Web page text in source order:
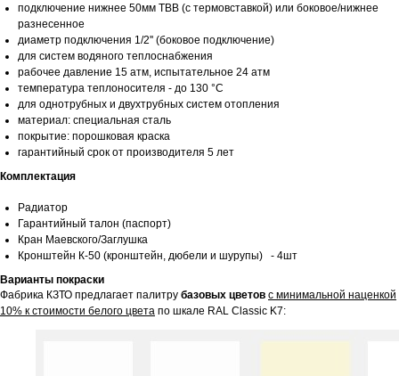
подключение нижнее 50мм ТВВ (с термовставкой) или боковое/нижнее
разнесенное
диаметр подключения 1/2'' (боковое подключение)
для систем водяного теплоснабжения
рабочее давление 15 атм, испытательное 24 атм
температура теплоносителя - до 130 °С
для однотрубных и двухтрубных систем отопления
материал: специальная сталь
покрытие: порошковая краска
гарантийный срок от производителя 5 лет
Комплектация
Радиатор
Гарантийный талон (паспорт)
Кран Маевского/Заглушка
Кронштейн К-50 (кронштейн, дюбели и шурупы) - 4шт
Варианты покраски
Фабрика КЗТО предлагает палитру базовых цветов с минимальной наценкой
10% к стоимости белого цвета по шкале RAL Classic K7: